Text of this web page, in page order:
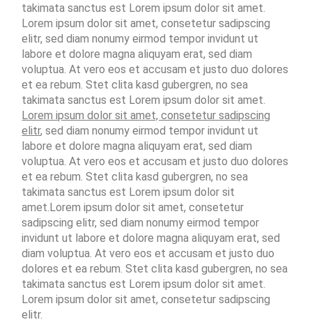
takimata sanctus est Lorem ipsum dolor sit amet.
Lorem ipsum dolor sit amet, consetetur sadipscing
elitr, sed diam nonumy eirmod tempor invidunt ut
labore et dolore magna aliquyam erat, sed diam
voluptua. At vero eos et accusam et justo duo dolores
et ea rebum. Stet clita kasd gubergren, no sea
takimata sanctus est Lorem ipsum dolor sit amet.
Lorem ipsum dolor sit amet, consetetur sadipscing
elitr, sed diam nonumy eirmod tempor invidunt ut
labore et dolore magna aliquyam erat, sed diam
voluptua. At vero eos et accusam et justo duo dolores
et ea rebum. Stet clita kasd gubergren, no sea
takimata sanctus est Lorem ipsum dolor sit
amet.Lorem ipsum dolor sit amet, consetetur
sadipscing elitr, sed diam nonumy eirmod tempor
invidunt ut labore et dolore magna aliquyam erat, sed
diam voluptua. At vero eos et accusam et justo duo
dolores et ea rebum. Stet clita kasd gubergren, no sea
takimata sanctus est Lorem ipsum dolor sit amet.
Lorem ipsum dolor sit amet, consetetur sadipscing
elitr.